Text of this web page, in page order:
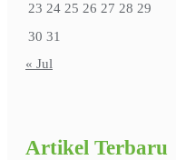
23 24 25 26 27 28 29
30 31
« Jul
Artikel Terbaru